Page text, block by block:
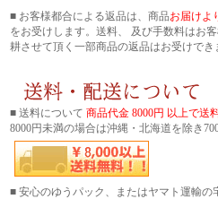
■ お客様都合による返品は、商品お届けよ
をお受けします。送料、 及び手数料はお
耕させて頂く一部商品の返品はお受けでき
■ 送料について 商品代金 8000円 以上で送
8000円未満の場合は沖縄・北海道を除き
■ 安心のゆうパック、またはヤマト運輸の